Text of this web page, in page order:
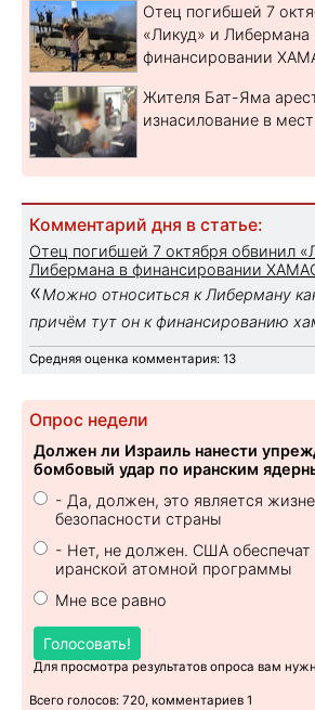
Отец погибшей 7
«Ликуд» и Либермана
финансировании
Жителя Бат-Яма
изнасилование в
Комментарий дня в статье:
Отец погибшей 7 октября обвинил
Либермана в финансировании
«Можно относиться к Либерману
причём тут он к финансированию
Средняя оценка комментария: 13
Опрос недели
Должен ли Израиль нанести
бомбовый удар по иранским
- Да, должен, это является
безопасности страны
- Нет, не должен. США обеспечат
иранской атомной программы
Мне все равно
Голосовать!
Для просмотра результатов опроса вам
Всего голосов: 720, комментариев 1